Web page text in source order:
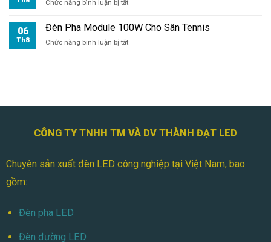
Chức năng bình luận bị tắtở
Pha
100W
06
Th8
Đèn Pha Module 100W Cho Sân Tennis
Chức năng bình luận bị tắtở
Sân
CÔNG TY TNHH TM VÀ DV THÀNH ĐẠT LED
Chuyên sản xuất đèn LED công nghiệp tại Việt Nam, bao
gồm:
Đèn pha LED
Đèn đường LED